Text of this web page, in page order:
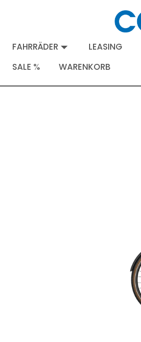
FAHRRÄDER LEASING
SALE %
WARENKORB